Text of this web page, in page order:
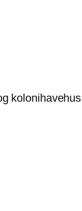
kolonihavehus